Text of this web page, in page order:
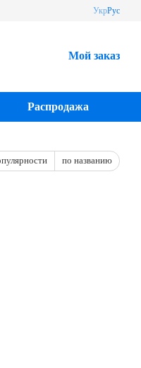
УкрРус
Мой заказ
Распродажа
по названию